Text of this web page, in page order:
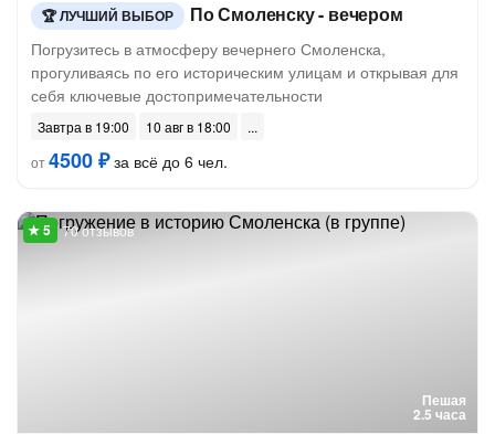
ЛУЧШИЙ ВЫБОР По Смоленску - вечером
Погрузитесь в атмосферу вечернего Смоленска,
прогуливаясь по его историческим улицам и открывая для
себя ключевые достопримечательности
Завтра в 19:00
10 авг в 18:00
от4500 ₽за всё до 6 чел.
Пешая
2.5 часа
70 отзывов